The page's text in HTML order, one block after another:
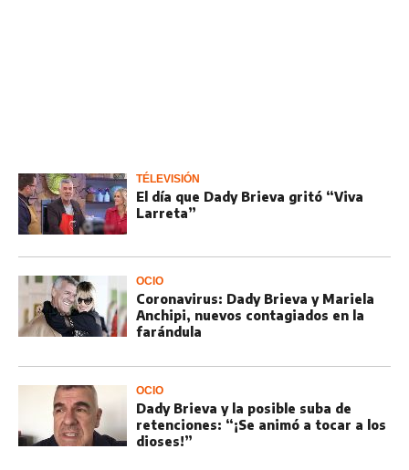
TÉLEVISIÓN
El día que Dady Brieva gritó “Viva
Larreta”
OCIO
Coronavirus: Dady Brieva y Mariela
Anchipi, nuevos contagiados en la
farándula
OCIO
Dady Brieva y la posible suba de
retenciones: “¡Se animó a tocar a los
dioses!”